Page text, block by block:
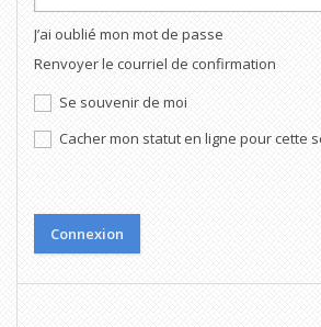
J’ai oublié mon mot de passe
Renvoyer le courriel de confirmation
Se souvenir de moi
Cacher mon statut en ligne pour cette